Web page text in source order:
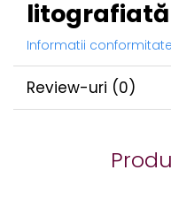
litografiată
Informatii
Review-uri (0)